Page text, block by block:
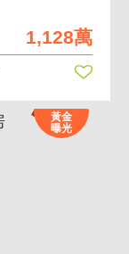
1,128萬
黃金
曝光